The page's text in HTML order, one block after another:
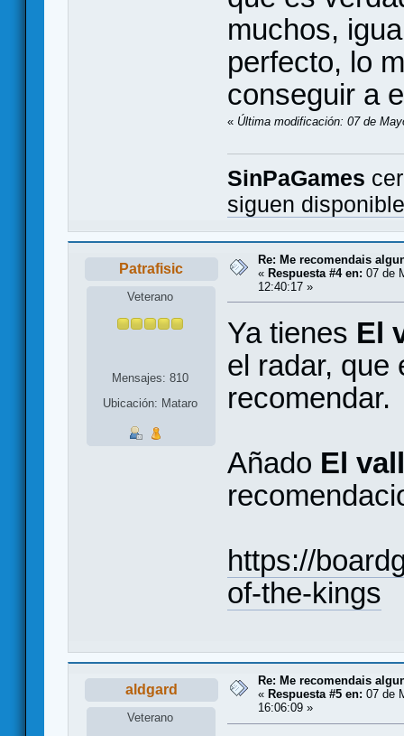
muchos,
perfecto, lo
conseguir a
« Última modificación: 07 de
SinPaGames
siguen
Patrafisic
Veterano
Mensajes: 810
Ubicación: Mataro
Re: Me recomendais
« Respuesta #4 en: 07 de
12:40:17 »
Ya tienes El
el radar, que
recomendar.
Añado El
https://
of-the-kings
aldgard
Veterano
Re: Me recomendais
« Respuesta #5 en: 07 de
16:06:09 »